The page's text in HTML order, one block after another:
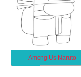
Among Us Naruto